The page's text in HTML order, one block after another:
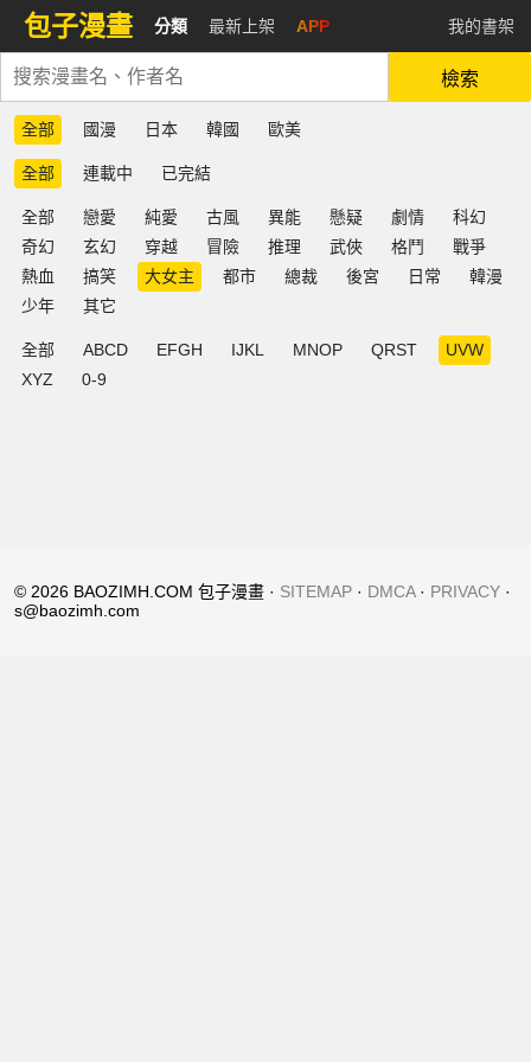
包子漫畫 分類 最新上架 APP 我的書架
檢索
全部 國漫 日本 韓國 歐美
全部 連載中 已完結
全部 戀愛 純愛 古風 異能 懸疑 劇情
科幻
奇幻
玄幻 穿越 冒險 推理 武俠 格鬥
戰爭
熱血
搞笑 大女主 都市 總裁 後宮 日常
韓漫
少年
其它
全部 ABCD EFGH IJKL MNOP QRST
UVW
XYZ
0-9
© 2026 BAOZIMH.COM 包子漫畫 · SITEMAP · DMCA· PRIVACY ·
s@baozimh.com